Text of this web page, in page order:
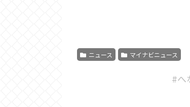
ニュース マイナビニュース
#へ